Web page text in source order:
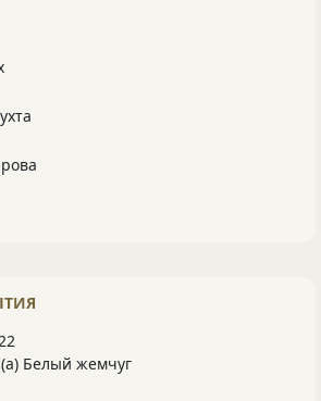
Белый жемчуг